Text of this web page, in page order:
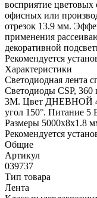
восприятие
офисных или
отрезок 13.9 мм.
применения
декоративной
Рекомендуется
Характеристики
Светодиодная лента
Светодиоды CSP,
3M. Цвет ДНЕВНОЙ
угол 150°. Питание
Размеры 5000х8х1.8
Рекомендуется
Общие
Артикул
039737
Тип товара
Лента